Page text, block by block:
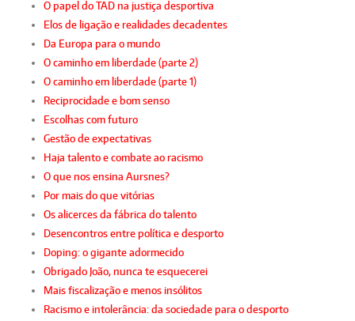
O papel do TAD na justiça desportiva
Elos de ligação e realidades decadentes
Da Europa para o mundo
O caminho em liberdade (parte 2)
O caminho em liberdade (parte 1)
Reciprocidade e bom senso
Escolhas com futuro
Gestão de expectativas
Haja talento e combate ao racismo
O que nos ensina Aursnes?
Por mais do que vitórias
Os alicerces da fábrica do talento
Desencontros entre política e desporto
Doping: o gigante adormecido
Obrigado João, nunca te esquecerei
Mais fiscalização e menos insólitos
Racismo e intolerância: da sociedade para o desporto